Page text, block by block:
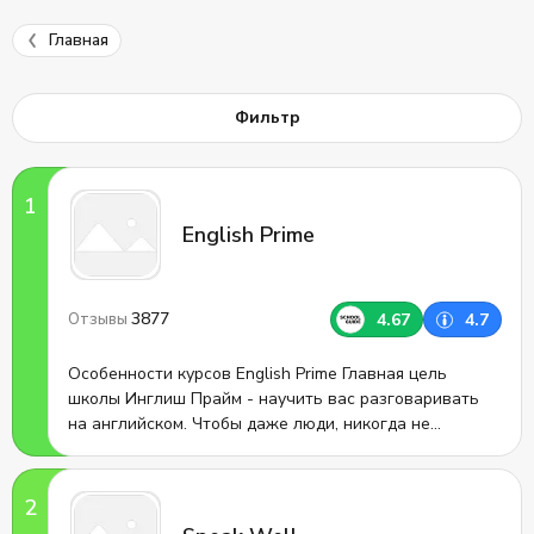
Главная
Фильтр
English Prime
4.67 4.7
Отзывы 3877
Особенности курсов English Prime Главная цель
школы Инглиш Прайм - научить вас разговаривать
на английском. Чтобы даже люди, никогда не
родной. Процесс проходит естественным путем, как в
детстве, без зубрежки. Уникальность курсов:
Отличное соотношение цены и качества: одно